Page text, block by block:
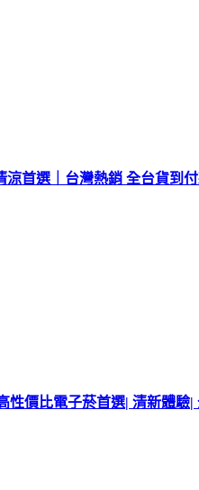
首選｜台灣熱銷 全台貨到
性價比電子菸首選| 清新體